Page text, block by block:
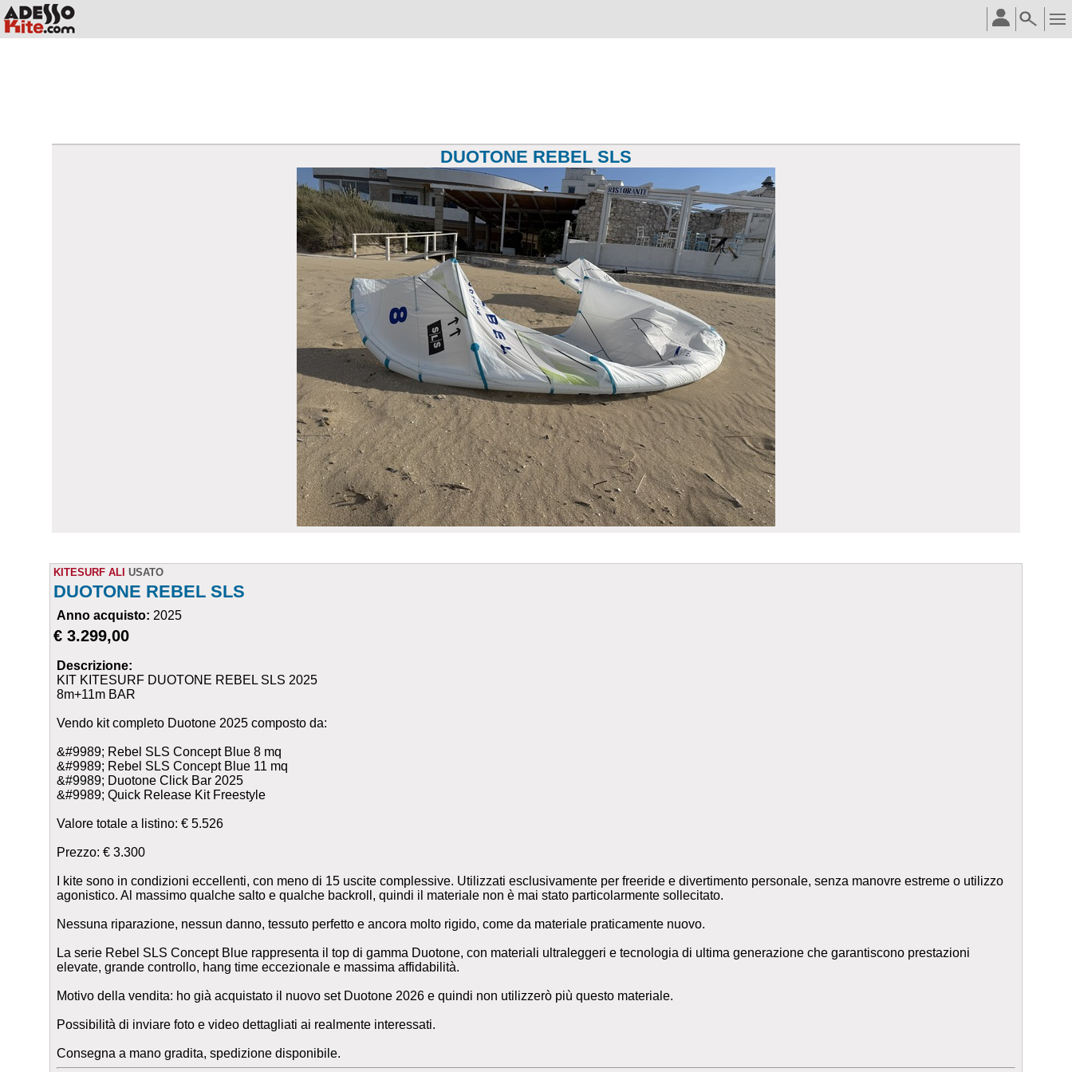
DUOTONE REBEL SLS
KITESURF ALI USATO
DUOTONE REBEL SLS
Anno acquisto: 2025
€ 3.299,00
Descrizione:
KIT KITESURF DUOTONE REBEL SLS 2025
8m+11m BAR
Vendo kit completo Duotone 2025 composto da:
&#9989; Rebel SLS Concept Blue 8 mq
&#9989; Rebel SLS Concept Blue 11 mq
&#9989; Duotone Click Bar 2025
&#9989; Quick Release Kit Freestyle
Valore totale a listino: € 5.526
Prezzo: € 3.300
I kite sono in condizioni eccellenti, con meno di 15 uscite complessive. Utilizzati esclusivamente per freeride e divertimento personale, senza manovre estreme o utilizzo
agonistico. Al massimo qualche salto e qualche backroll, quindi il materiale non è mai stato particolarmente sollecitato.
Nessuna riparazione, nessun danno, tessuto perfetto e ancora molto rigido, come da materiale praticamente nuovo.
La serie Rebel SLS Concept Blue rappresenta il top di gamma Duotone, con materiali ultraleggeri e tecnologia di ultima generazione che garantiscono prestazioni
elevate, grande controllo, hang time eccezionale e massima affidabilità.
Motivo della vendita: ho già acquistato il nuovo set Duotone 2026 e quindi non utilizzerò più questo materiale.
Possibilità di inviare foto e video dettagliati ai realmente interessati.
Consegna a mano gradita, spedizione disponibile.